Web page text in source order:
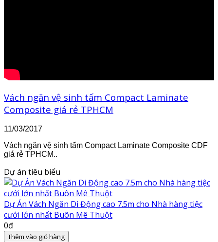
Vách ngăn vệ sinh tấm Compact Laminate
Composite giá rẻ TPHCM
11/03/2017
Vách ngăn vệ sinh tấm Compact Laminate Composite CDF
giá rẻ TPHCM..
Dự án tiêu biểu
Dự Án Vách Ngăn Di Động cao 7.5m cho Nhà hàng tiệc
cưới lớn nhất Buôn Mê Thuột
0đ
Thêm vào giỏ hàng